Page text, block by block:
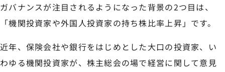
ガバナンスが注目されるようになった背景の2つ目は、
「機関投資家や外国人投資家の持ち株比率上昇」です。
近年、保険会社や銀行をはじめとした大口の投資家、い
わゆる機関投資家が、株主総会の場で経営に関して意見